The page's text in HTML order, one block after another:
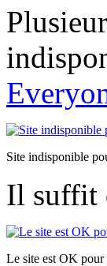
Site indisponible
Il suffit
Le site est OK pour